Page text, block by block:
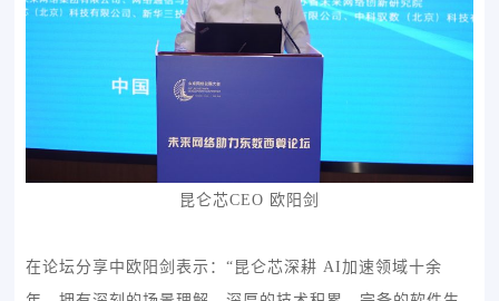
昆仑芯CEO 欧阳剑
在论坛分享中欧阳剑表示：“昆仑芯深耕 AI加速领域十余